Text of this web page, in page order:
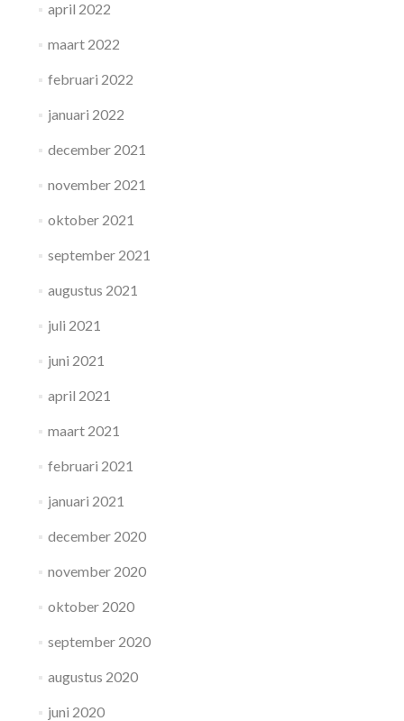
april 2022
maart 2022
februari 2022
januari 2022
december 2021
november 2021
oktober 2021
september 2021
augustus 2021
juli 2021
juni 2021
april 2021
maart 2021
februari 2021
januari 2021
december 2020
november 2020
oktober 2020
september 2020
augustus 2020
juni 2020